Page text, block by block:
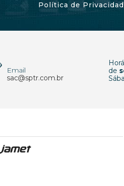
Política de
Email
sac@sptr.com.br
de